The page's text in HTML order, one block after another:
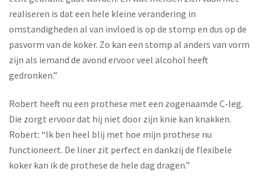
realiseren is dat een hele kleine verandering in
omstandigheden al van invloed is op de stomp en dus op de
pasvorm van de koker. Zo kan een stomp al anders van vorm
zijn als iemand de avond ervoor veel alcohol heeft
gedronken.”
Robert heeft nu een prothese met een zogenaamde C-leg.
Die zorgt ervoor dat hij niet door zijn knie kan knakken.
Robert: “Ik ben heel blij met hoe mijn prothese nu
functioneert. De liner zit perfect en dankzij de flexibele
koker kan ik de prothese de hele dag dragen.”